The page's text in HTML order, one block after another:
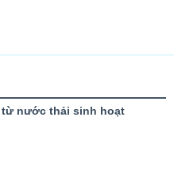
từ nước thải sinh hoạt